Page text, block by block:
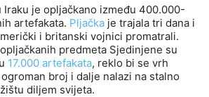
Iraku je opljačkano između 400.000-
artefakata. Pljačka je trajala tri dana i
i britanski vojnici promatrali.
predmeta Sjedinjene su
17.000 artefakata, reklo bi se vrh
broj i dalje nalazi na stalno
diljem svijeta.